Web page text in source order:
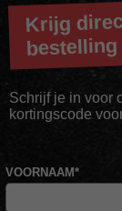
Krijg
bestelling
Schrijf je in voor
kortingscode
VOORNAAM*